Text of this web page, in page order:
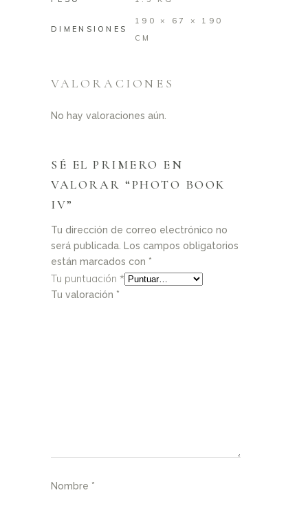
DIMENSIONES
190 × 67 × 190
CM
VALORACIONES
No hay valoraciones aún.
SÉ EL PRIMERO EN
VALORAR “PHOTO BOOK
IV”
Tu dirección de correo electrónico no
será publicada. Los campos obligatorios
están marcados con *
Tu puntuación *
Tu valoración *
Nombre *